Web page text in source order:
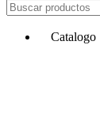
Catalogo